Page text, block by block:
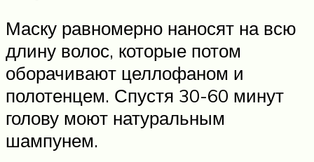
Маску равномерно наносят на всю
длину волос, которые потом
оборачивают целлофаном и
полотенцем. Спустя 30-60 минут
голову моют натуральным
шампунем.